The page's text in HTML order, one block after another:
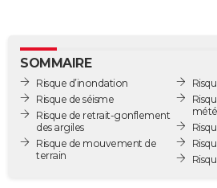
GUIDES D'ACHAT
BONS PLANS
CARTE DE VOEUX
Carte de Noël
Carte Bonne année
Carte Saint-Valentin
Carte Pâques
Carte d'anniversaire
DICTIONNAIRE
SOMMAIRE
Risque d’inondation
Risque de séisme
Risque de retrait-gonflement
des argiles
Risque de mouvement de
terrain